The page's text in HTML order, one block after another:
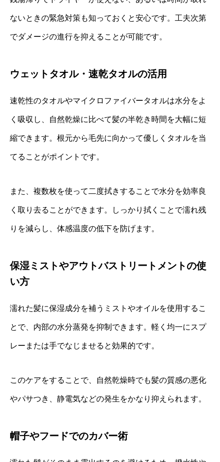
ないときの緊急対策も知っておくと安心です。工夫次第
でダメージの進行を抑えることが可能です。
ウェットタオル・速乾タオルの活用
速乾性のタオルやマイクロファイバータオルは水分をよ
く吸収し、自然乾燥に比べて髪の半乾き時間を大幅に短
縮できます。根元から毛先に向かって優しくタオルを当
てることがポイントです。
また、複数枚を使って二度拭きすることで水分を効率良
く取り去ることができます。しっかり拭くことで濡れ残
りを減らし、体感温度の低下を防げます。
保湿ミストやアウトバストリートメントの使
い方
濡れた髪に保湿成分を補うミストやオイルを使用するこ
とで、内部の水分蒸発を抑制できます。軽く均一にスプ
レーまたは手でなじませると効果的です。
このケアをすることで、自然乾燥時でも髪の質感の悪化
やパサつき、静電気などの発生をかなり抑えられます。
帽子やフードでのカバー術